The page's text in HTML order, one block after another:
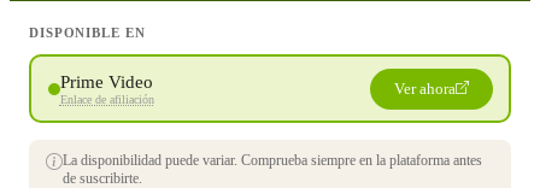
DISPONIBLE EN
Prime Video
Enlace de afiliación
Ver ahora
La disponibilidad puede variar. Comprueba siempre en la plataforma antes
de suscribirte.